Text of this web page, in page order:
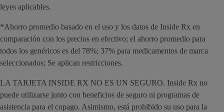
leyes aplicables.
*Ahorro promedio basado en el uso y los datos de Inside Rx en
comparación con los precios en efectivo; el ahorro promedio para
todos los genéricos es del 78%; 37% para medicamentos de marca
seleccionados; Se aplican restricciones.
LA TARJETA INSIDE RX NO ES UN SEGURO. Inside Rx no
puede utilizarse junto con beneficios de seguro ni programas de
asistencia para el copago. Asimismo, está prohibido su uso para la